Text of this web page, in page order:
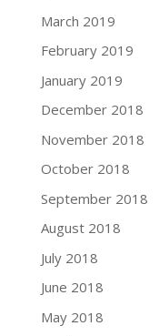
March 2019
February 2019
January 2019
December 2018
November 2018
October 2018
September 2018
August 2018
July 2018
June 2018
May 2018